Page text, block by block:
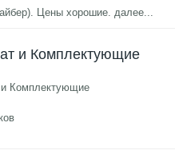
Цены хорошие.далее...
и Комплектующие
Комплектующие